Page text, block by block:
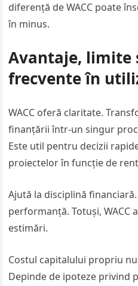
diferență de WACC poate
în minus.
Avantaje, limite
frecvente în
WACC oferă claritate.
finanțării într-un singur
Este util pentru decizii
proiectelor în funcție de
Ajută la disciplină
performanță. Totuși, WACC
estimări.
Costul capitalului propriu
Depinde de ipoteze privind